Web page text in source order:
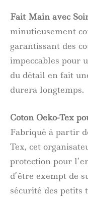
Fait Main avec
minutieusement
garantissant des
impeccables pour
du détail en fait
durera longtemps.
Coton Oeko-Tex
Fabriqué à partir
Tex, cet
protection pour
d’être exempt de
sécurité des petits